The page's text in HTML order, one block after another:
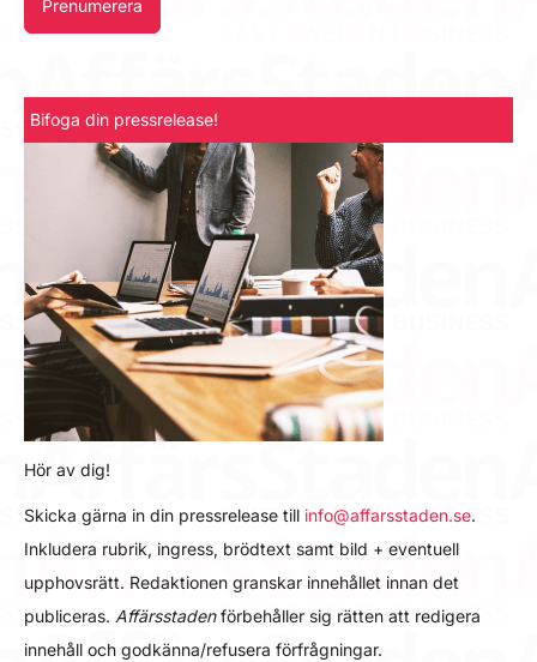
Prenumerera
Bifoga din pressrelease!
Hör av dig!
Skicka gärna in din pressrelease till info@affarsstaden.se.
Inkludera rubrik, ingress, brödtext samt bild + eventuell
upphovsrätt. Redaktionen granskar innehållet innan det
publiceras. Affärsstadenförbehåller sig rätten att redigera
innehåll och godkänna/refusera förfrågningar.